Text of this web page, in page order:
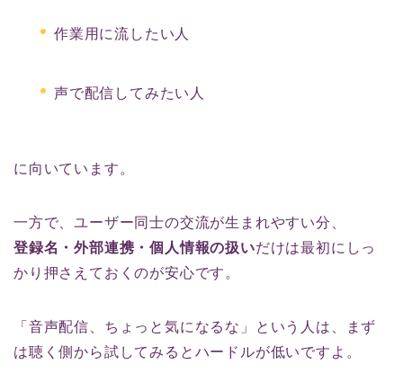
作業用に流したい人
声で配信してみたい人
に向いています。
一方で、ユーザー同士の交流が生まれやすい分、
登録名・外部連携・個人情報の扱いだけは最初にしっ
かり押さえておくのが安心です。
「音声配信、ちょっと気になるな」という人は、まず
は聴く側から試してみるとハードルが低いですよ。